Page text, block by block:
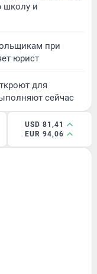
школу и
при
юрист
для
сейчас
USD 81,41
EUR 94,06